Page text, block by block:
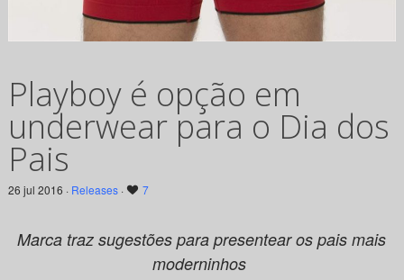
Playboy é opção em
underwear para o Dia dos
Pais
26 jul 2016 · Releases· 7
Marca traz sugestões para presentear os pais mais
moderninhos